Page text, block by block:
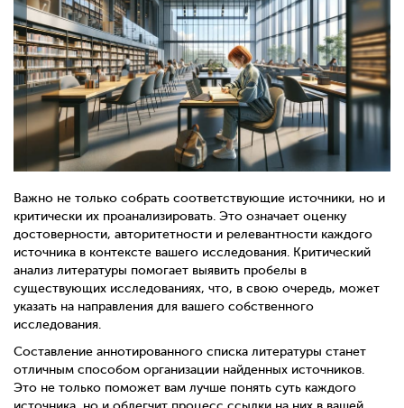
Важно не только собрать соответствующие источники, но и
критически их проанализировать. Это означает оценку
достоверности, авторитетности и релевантности каждого
источника в контексте вашего исследования. Критический
анализ литературы помогает выявить пробелы в
существующих исследованиях, что, в свою очередь, может
указать на направления для вашего собственного
исследования.
Составление аннотированного списка литературы станет
отличным способом организации найденных источников.
Это не только поможет вам лучше понять суть каждого